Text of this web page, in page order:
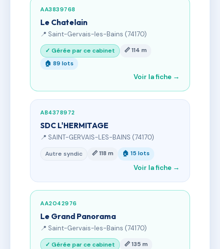
AA3839768
Le Chatelain
📍 Saint-Gervais-les-Bains (74170)
✓ Gérée par ce cabinet
📏 114 m
🏠 89 lots
Voir la fiche →
AB4378972
SDC L'HERMITAGE
📍 SAINT-GERVAIS-LES-BAINS (74170)
Autre syndic 📏 118 m 🏠 15 lots
Voir la fiche →
AA2042976
Le Grand Panorama
📍 Saint-Gervais-les-Bains (74170)
✓ Gérée par ce cabinet
📏 135 m